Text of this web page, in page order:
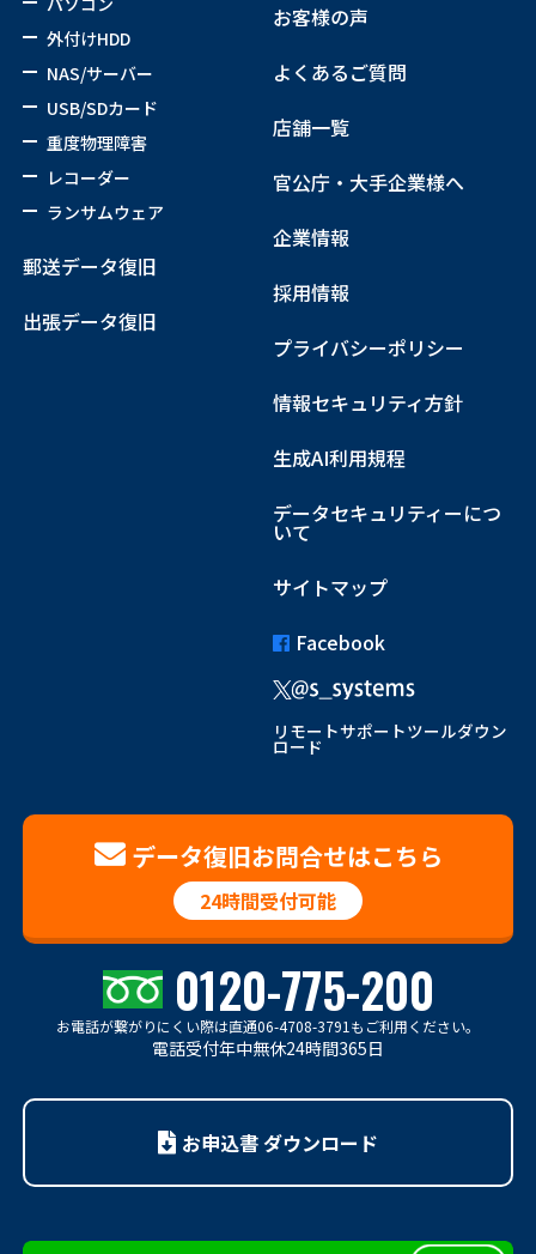
外付けHDD
NAS/サーバー
USB/SDカード
重度物理障害
レコーダー
ランサムウェア
郵送データ復旧
出張データ復旧
お客様の声
よくあるご質問
店舗一覧
官公庁・大手企業様へ
企業情報
採用情報
プライバシーポリシー
情報セキュリティ方針
生成AI利用規程
データセキュリティーにつ
いて
サイトマップ
Facebook
リモートサポートツールダウン
ロード
データ復旧お問合せはこちら
24時間受付可能
0120-775-200
お電話が繋がりにくい際は直通06-4708-3791もご利用ください。
電話受付年中無休24時間365日
お申込書 ダウンロード